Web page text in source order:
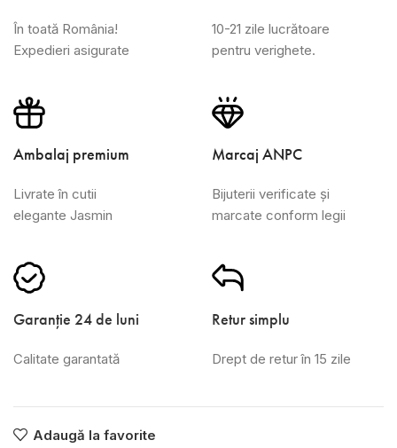
În toată România!
Expedieri asigurate
10-21 zile lucrătoare
pentru verighete.
Ambalaj premium
Livrate în cutii
elegante Jasmin
Marcaj ANPC
Bijuterii verificate și
marcate conform legii
Garanție 24 de luni
Calitate garantată
Retur simplu
Drept de retur în 15 zile
Adaugă la favorite